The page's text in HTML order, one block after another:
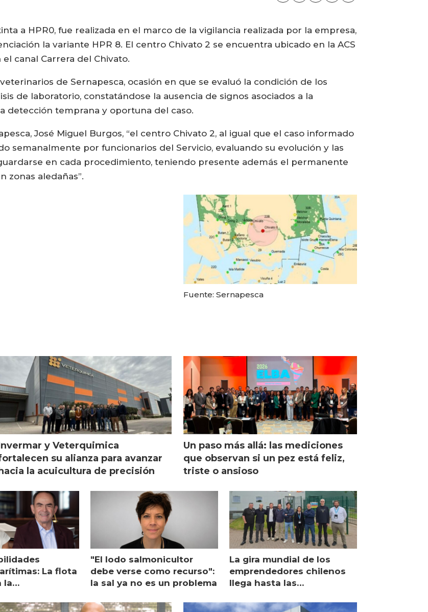
a HPR0, fue realizada en el marco de la vigilancia realizada por la empresa,
la variante HPR 8. El centro Chivato 2 se encuentra ubicado en la ACS
canal Carrera del Chivato.
de Sernapesca, ocasión en que se evaluó la condición de los
de laboratorio, constatándose la ausencia de signos asociados a la
detección temprana y oportuna del caso.
José Miguel Burgos, “el centro Chivato 2, al igual que el caso informado
semanalmente por funcionarios del Servicio, evaluando su evolución y las
en cada procedimiento, teniendo presente además el permanente
zonas aledañas”.
Fuente: Sernapesca
y Veterquimica
su alianza para avanzar
hacia la acuicultura de precisión
Un paso más allá: las mediciones
que observan si un pez está feliz,
triste o ansioso
La flota
la
"El lodo salmonicultor
debe verse como recurso":
la sal ya no es un problema
La gira mundial de los
emprendedores chilenos
llega hasta las
Escocia